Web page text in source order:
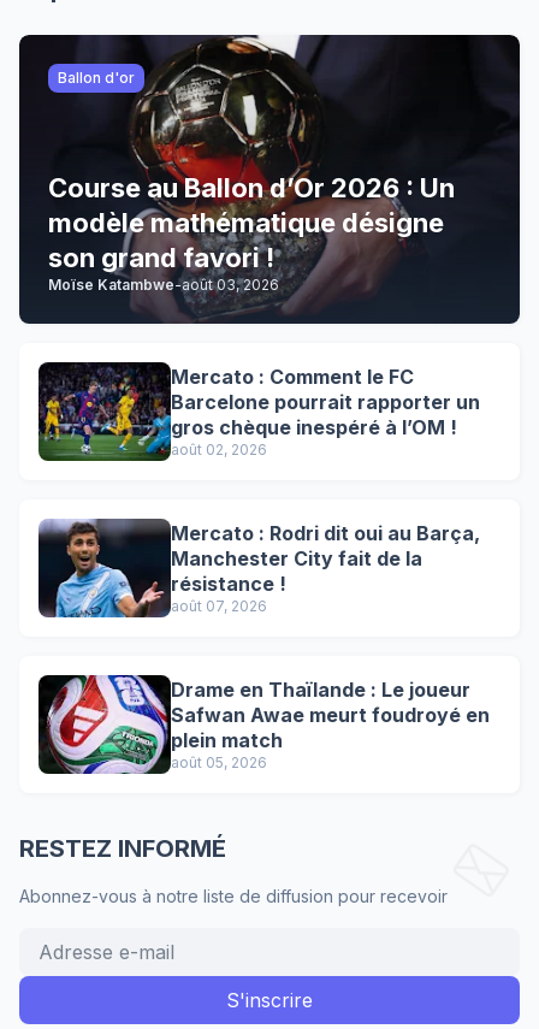
Ballon d'or
Course au Ballon d’Or 2026 : Un
modèle mathématique désigne
son grand favori !
Moïse Katambwe-août 03, 2026
Mercato : Comment le FC
Barcelone pourrait rapporter un
gros chèque inespéré à l’OM !
août 02, 2026
Mercato : Rodri dit oui au Barça,
Manchester City fait de la
résistance !
août 07, 2026
Drame en Thaïlande : Le joueur
Safwan Awae meurt foudroyé en
plein match
août 05, 2026
RESTEZ INFORMÉ
Abonnez-vous à notre liste de diffusion pour recevoir